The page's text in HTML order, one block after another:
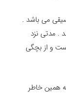
می باشد .
. مدتی نزد
و از بچگی
همین خاطر